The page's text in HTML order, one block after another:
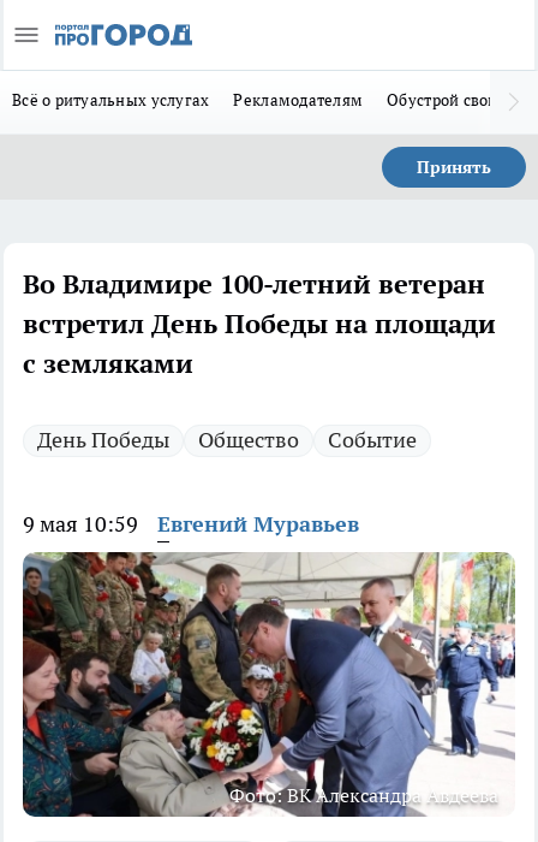
Всё о ритуальных услугах Рекламодателям Обустрой свой дом
Принять
Во Владимире 100-летний ветеран
встретил День Победы на площади
с земляками
День Победы Общество Событие
9 мая 10:59 Евгений Муравьев
Фото: ВК Александра Авдеева